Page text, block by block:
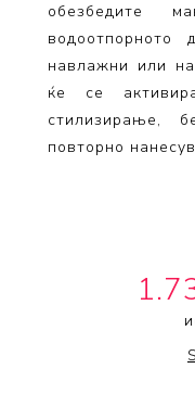
обезбедите
водоотпорното
навлажни или
ќе се
стилизирање,
повторно